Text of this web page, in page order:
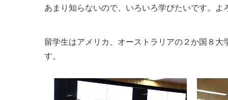
あまり知らないので、いろいろ学びたいです。
留学生はアメリカ、オーストラリアの２か国８大
す。